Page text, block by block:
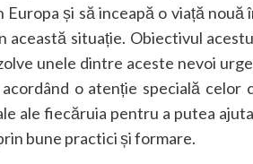
Europa și să inceapă o viață
această situație. Obiectivul
unele dintre aceste nevoi
o atenție specială celor
ale fiecăruia pentru a putea
bune practici și formare.